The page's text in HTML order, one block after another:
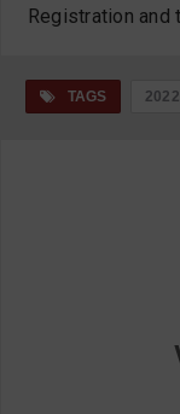
Registration and
TAGS